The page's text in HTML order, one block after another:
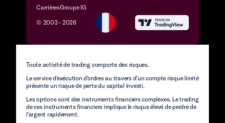
CarrièresGroupe IG
© 2003 - 2026
Toute activité de trading comporte des risques.
Le service d'exécution d'ordres au travers d’un compte risque limité
présente un risque de perte du capital investi.
Les options sont des instruments financiers complexes. Le trading
de ces instruments financiers implique le risque élevé de perdre de
l'argent rapidement.